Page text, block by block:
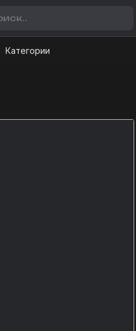
Категории